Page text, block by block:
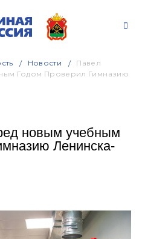
Новости
Павел
Годом Проверил Гимназию
новым учебным
Ленинска-